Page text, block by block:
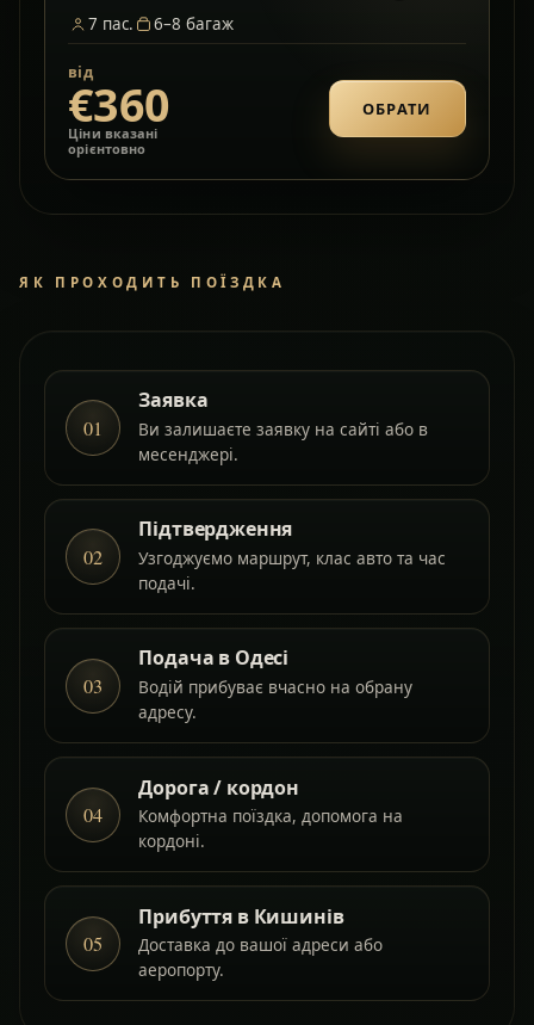
7 пас. 6–8 багаж
від
€360
Ціни вказані
орієнтовно
ОБРАТИ
ЯК ПРОХОДИТЬ ПОЇЗДКА
01
Заявка
Ви залишаєте заявку на сайті або в
месенджері.
02
Підтвердження
Узгоджуємо маршрут, клас авто та час
подачі.
03
Подача в Одесі
Водій прибуває вчасно на обрану
адресу.
04
Дорога / кордон
Комфортна поїздка, допомога на
кордоні.
05
Прибуття в Кишинів
Доставка до вашої адреси або
аеропорту.